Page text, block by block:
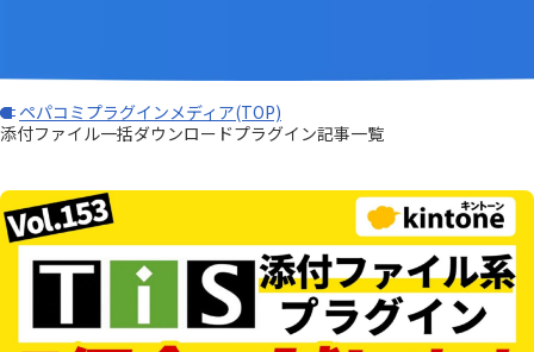
ペパコミプラグインメディア(TOP)
添付ファイル一括ダウンロードプラグイン記事一覧